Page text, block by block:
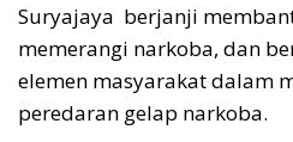
Suryajaya berjanji
memerangi narkoba, dan
elemen masyarakat dalam
peredaran gelap narkoba.